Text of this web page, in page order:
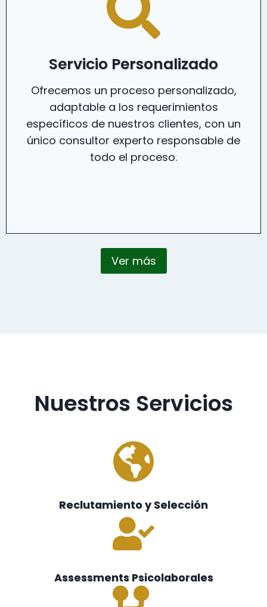
Servicio Personalizado
Ofrecemos un proceso personalizado,
adaptable a los requerimientos
específicos de nuestros clientes, con un
único consultor experto responsable de
todo el proceso.
Ver más
Nuestros Servicios
Reclutamiento y Selección
Assessments Psicolaborales